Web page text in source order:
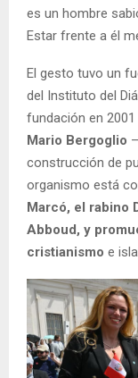
es un hombre
Estar frente a él
El gesto tuvo un
del Instituto del
fundación en
Mario Bergoglio
construcción de
organismo está
Marcó, el rabino
Abboud, y
cristianismo e